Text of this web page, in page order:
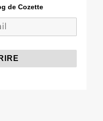
de Cozette